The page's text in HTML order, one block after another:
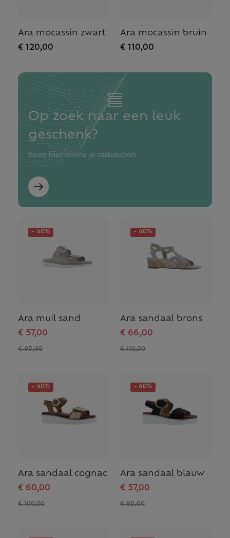
Ara mocassin zwart
€ 120,00
Ara mocassin bruin
€ 110,00
Op zoek naar een leuk
geschenk?
Koop hier online je cadeaubon
- 40%
Ara muil sand
€ 57,00
€ 95,00
- 40%
Ara sandaal brons
€ 66,00
€ 110,00
- 40%
Ara sandaal cognac
€ 60,00
€ 100,00
- 40%
Ara sandaal blauw
€ 57,00
€ 95,00